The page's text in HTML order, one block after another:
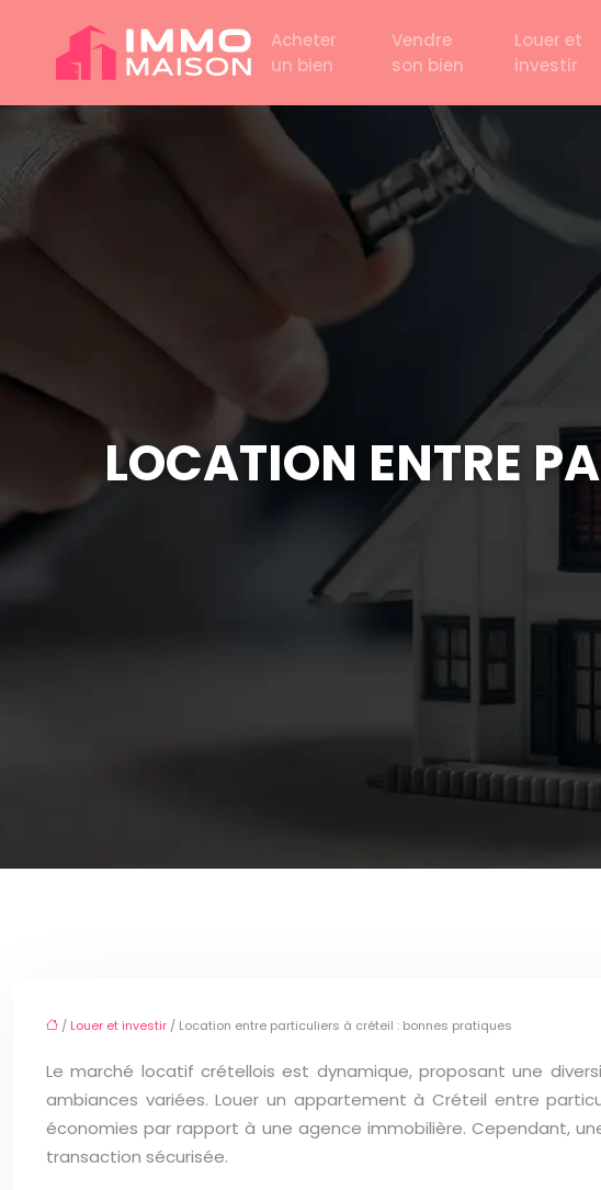
Acheter
un bien
Vendre
son bien
Louer et
investir
LOCATION ENTRE
/ Louer et investir / Location entre particuliers à créteil : bonnes pratiques
Le marché locatif crétellois est dynamique, proposant une
ambiances variées. Louer un appartement à Créteil entre
économies par rapport à une agence immobilière. Cependant,
transaction sécurisée.